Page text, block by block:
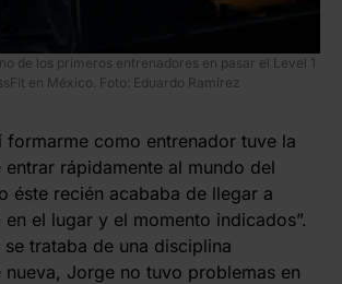
de los primeros entrenadores en pasar el Level 1
en México. Foto: Eduardo Ramírez
formarme como entrenador tuve la
rápidamente al mundo del
éste recién acababa de llegar a
el lugar y el momento indicados”.
trataba de una disciplina
nueva, Jorge no tuvo problemas en